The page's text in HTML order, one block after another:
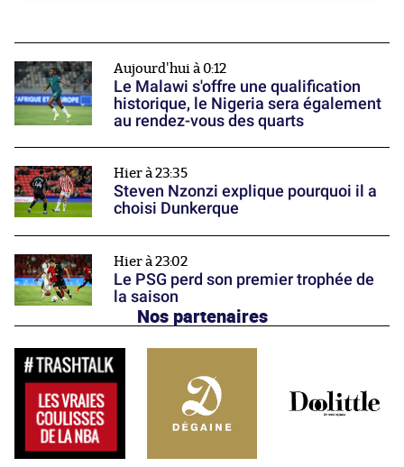
Aujourd'hui à 0:12
Le Malawi s'offre une qualification
historique, le Nigeria sera également
au rendez-vous des quarts
Hier à 23:35
Steven Nzonzi explique pourquoi il a
choisi Dunkerque
Hier à 23:02
Le PSG perd son premier trophée de
la saison
Nos partenaires